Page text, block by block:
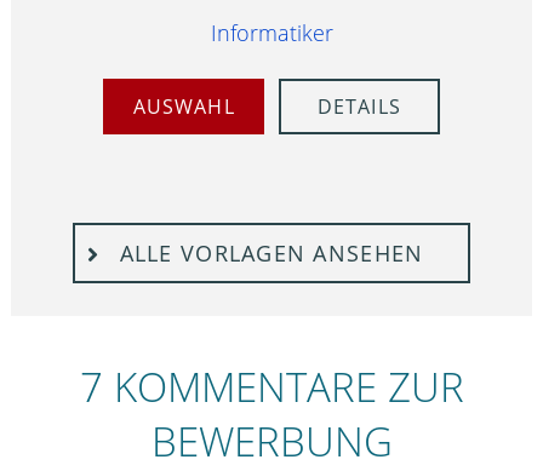
Informatiker
AUSWAHL DETAILS
ALLE VORLAGEN ANSEHEN
7 KOMMENTARE ZUR
BEWERBUNG